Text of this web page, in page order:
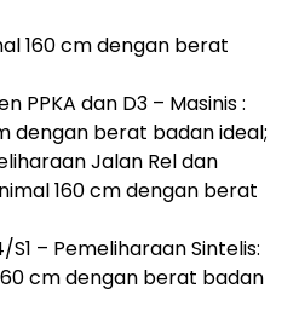
160 cm dengan berat
PPKA dan D3 – Masinis :
dengan berat badan ideal;
Jalan Rel dan
160 cm dengan berat
– Pemeliharaan Sintelis:
cm dengan berat badan